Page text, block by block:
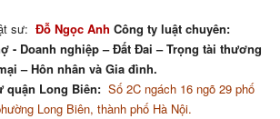
sư: Đỗ Ngọc Anh Công ty luật chuyên:
- Doanh nghiệp – Đất Đai – Trọng tài thương
– Hôn nhân và Gia đình.
quận Long Biên: Số 2C ngách 16 ngõ 29 phố
Long Biên, thành phố Hà Nội.